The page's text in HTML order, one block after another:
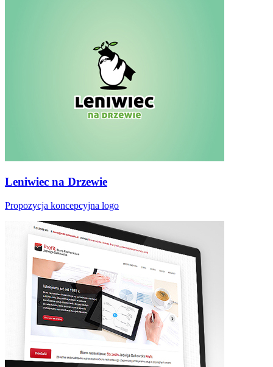
Leniwiec na Drzewie
Propozycja koncepcyjna logo